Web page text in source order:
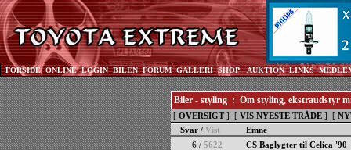
FORSIDE ONLINE LOGIN BILEN FORUM GALLERI SHOP AUKTION LINKS
Biler - styling : Om styling, ekstraudstyr
[ OVERSIGT] [ VIS NYESTE TRÅDE ] [
Svar / Vist
Emne
6 / 5622 CS Baglygter til Celica '90